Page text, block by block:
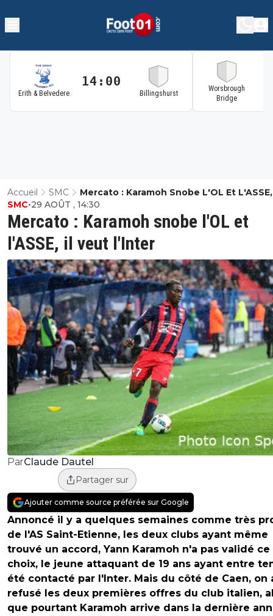
Erith & Belvedere
14:00
Billingshurst
Worsbrough
Bridge
Accueil SMC
Mercato : Karamoh Snobe L'OL Et
Veut L'Inter
Mercato : Karamoh snobe l'OL et
l'ASSE, il veut l'Inter
SMC•29 AOÛT , 14:30
ParClaude Dautel
Partager sur
Ajouter comme source préférée sur Google
Annoncé il y a quelques semaines comme très
de l'AS Saint-Etienne, les deux clubs ayant même
trouvé un accord, Yann Karamoh n'a pas validé ce
choix, le jeune attaquant de 19 ans ayant entre
été contacté par l'Inter. Mais du côté de Caen, on
refusé les deux premières offres du club italien,
que pourtant Karamoh arrive dans la dernière